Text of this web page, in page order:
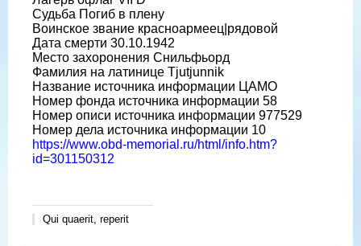
Судьба Погиб в плену
Воинское звание красноармеец|рядовой
Дата смерти 30.10.1942
Место захоронения Снильфьорд
Фамилия на латинице Tjutjunnik
Название источника информации ЦАМО
Номер фонда источника информации 58
Номер описи источника информации 977529
Номер дела источника информации 10
https://www.obd-memorial.ru/html/info.htm?
id=301150312
Qui quaerit, reperit